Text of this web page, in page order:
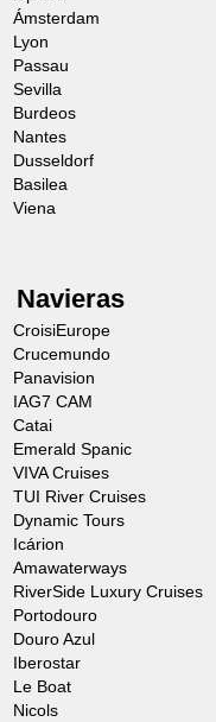
Ámsterdam
Lyon
Passau
Sevilla
Burdeos
Nantes
Dusseldorf
Basilea
Viena
Navieras
CroisiEurope
Crucemundo
Panavision
IAG7 CAM
Catai
Emerald Spanic
VIVA Cruises
TUI River Cruises
Dynamic Tours
Icárion
Amawaterways
RiverSide Luxury Cruises
Portodouro
Douro Azul
Iberostar
Le Boat
Nicols